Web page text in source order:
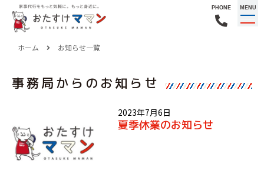
MENU
PHONE
ホーム お知らせ一覧
事務局からのお知らせ
2023年7月6日
夏季休業のお知らせ